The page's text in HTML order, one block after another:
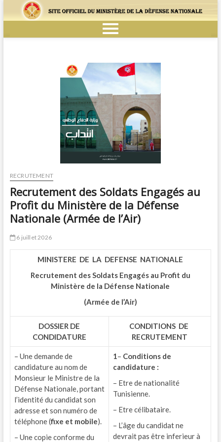
RECRUTEMENT
Recrutement des Soldats Engagés au
Profit du Ministère de la Défense
Nationale (Armée de l’Air)
6 juillet 2026
MINISTERE DE LA DEFENSE NATIONALE
Recrutement des Soldats Engagés au Profit du
Ministère de la Défense Nationale
(Armée de l’Air)
DOSSIER DE
CONDIDATURE
CONDITIONS DE
RECRUTEMENT
– Une demande de
candidature au nom de
Monsieur le Ministre de la
Défense Nationale, portant
l’identité du candidat son
adresse et son numéro de
téléphone (fixe et mobile).
– Une copie conforme du
1– Conditions de
candidature :
– Etre de nationalité
Tunisienne.
– Etre célibataire.
– L’âge du candidat ne
devrait pas être inferieur à